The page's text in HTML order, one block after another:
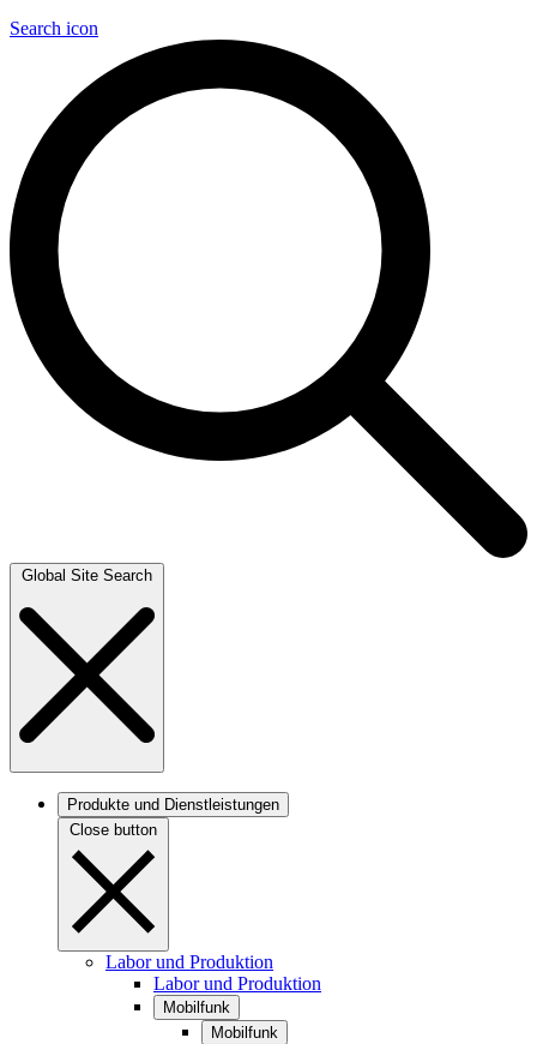
Search icon
Global Site Search
Produkte und Dienstleistungen
Close button
Labor und Produktion
Labor und Produktion
Mobilfunk
Mobilfunk